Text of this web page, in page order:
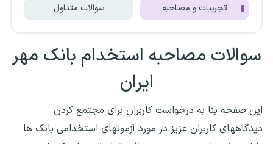
تجربیات و مصاحبه سوالات متداول
سوالات مصاحبه استخدام بانک مهر
ایران
این صفحه بنا به درخواست کاربران برای مجتمع کردن
دیدگاههای کاربران عزیز در مورد آزمونهای استخدامی بانک ها